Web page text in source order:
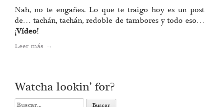
Nah, no te engañes. Lo que te traigo hoy es un post
de… tachán, tachán, redoble de tambores y todo eso…
¡Vídeo!
Leer más →
Watcha lookin’ for?
Search